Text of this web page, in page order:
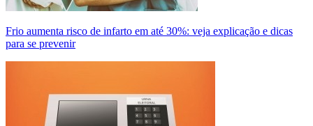
Frio aumenta risco de infarto em até 30%: veja explicação e dicas
para se prevenir